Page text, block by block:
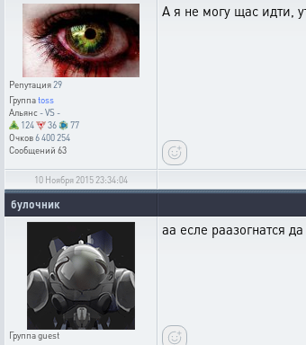
Репутация29
Группаtoss
Альянс- VS -
124
36
77
Очков6 400 254
Сообщений 63
А я не могу щас идти,
10 Ноября 2015 23:34:04
булочник
Группаguest
аа есле раазогнатся